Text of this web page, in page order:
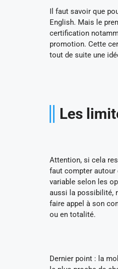
Il faut savoir que
English. Mais le
certification
promotion. Cette
tout de suite une
Les
Attention, si cela
faut compter autour
variable selon les
aussi la possibilité,
faire appel à son
ou en totalité.
Dernier point : la